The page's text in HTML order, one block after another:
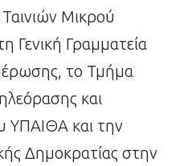
Μικρού
Γενική Γραμματεία
το Τμήμα
και
και την
Δημοκρατίας στην